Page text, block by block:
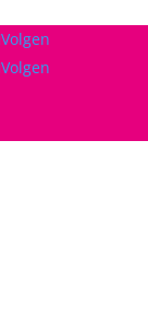
Volgen
Volgen